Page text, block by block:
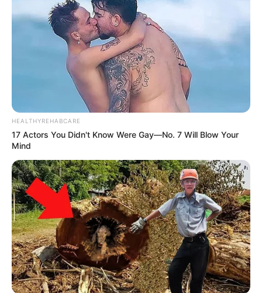
bebê. —Foto/Reprodução/
O casal estava passando pelo local quando viu o prédio em
chamas e eles não hesitaram em ajudar. “O instinto tomou conta”,
disse ele. “Eu me vi olhando para 15, 20 bebês dormindo, e
imediatamente meio que enfileiramos todos e começamos a
agarrá-los, colocando-os no berço”, contou.
HEALTHYREHABCARE
17 Actors You Didn't Know Were Gay—No. 7 Will Blow Your
Mind